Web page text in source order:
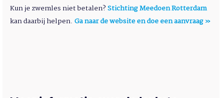
Kun je zwemles niet betalen?Stichting Meedoen Rotterdam
kan daarbij helpen. Ga naar de website en doe een aanvraag »